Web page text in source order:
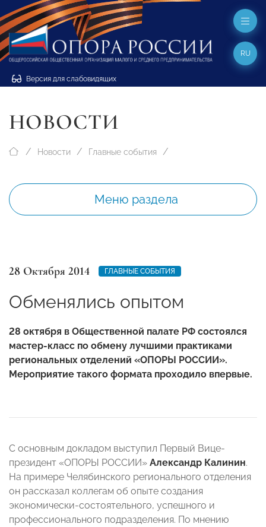
Версия для слабовидящих
RU
НОВОСТИ
Новости Главные события
Меню раздела
28 Октября 2014 ГЛАВНЫЕ СОБЫТИЯ
Обменялись опытом
28 октября в Общественной палате РФ состоялся
мастер-класс по обмену лучшими практиками
региональных отделений «ОПОРЫ РОССИИ».
Мероприятие такого формата проходило впервые.
С основным докладом выступил Первый Вице-
президент «ОПОРЫ РОССИИ» Александр Калинин.
На примере Челябинского регионального отделения
он рассказал коллегам об опыте создания
экономически-состоятельного, успешного и
профессионального подразделения. По мнению